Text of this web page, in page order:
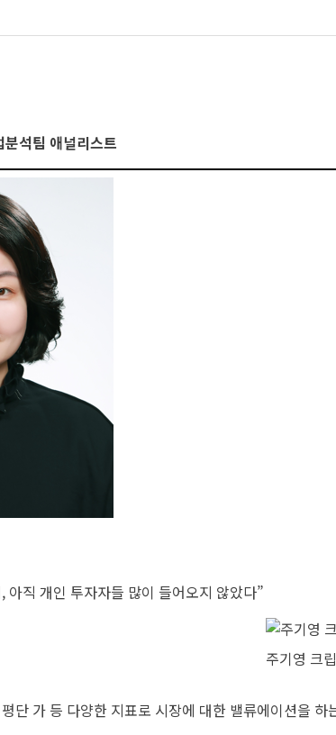
석팀 애널리스트
아직 개인 투자자들 많이 들어오지 않았다”
주기영 크
단 가 등 다양한 지표로 시장에 대한 밸류에이션을